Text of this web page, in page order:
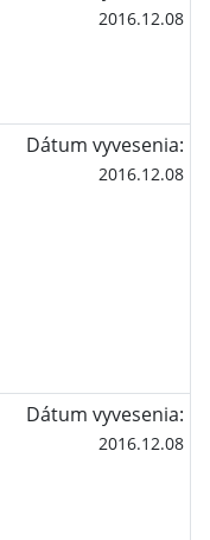
2016.12.08
Dátum vyvesenia:
2016.12.08
Dátum vyvesenia:
2016.12.08